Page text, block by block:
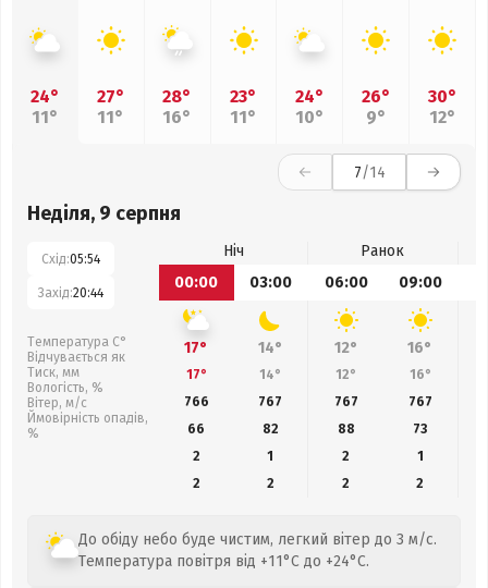
24°
11°
27°
11°
28°
16°
23°
11°
24°
10°
26°
9°
30°
12°
7/14
Неділя, 9 серпня
Схід:05:54
Захід:20:44
Температура С°
Відчувається як
Тиск, мм
Вологість, %
Вітер, м/с
Ймовірність опадів,
%
Ніч
Ранок
00:00
03:00 06:00 09:00
17° 14° 12° 16°
17° 14° 12° 16°
766
767 767 767
66
82 88 73
2
1 2
1
2
2 2 2
До обіду небо буде чистим, легкий вітер до 3 м/с.
Температура повітря від +11°C до +24°C.